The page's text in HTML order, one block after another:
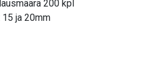
200 kpl
ja 20mm